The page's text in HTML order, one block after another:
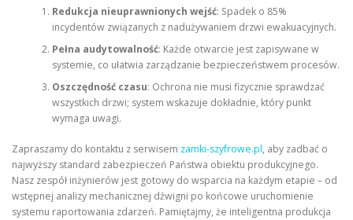
Redukcja nieuprawnionych wejść: Spadek o 85%
incydentów związanych z nadużywaniem drzwi ewakuacyjnych.
Pełna audytowalność: Każde otwarcie jest zapisywane w
systemie, co ułatwia zarządzanie bezpieczeństwem procesów.
Oszczędność czasu: Ochrona nie musi fizycznie sprawdzać
wszystkich drzwi; system wskazuje dokładnie, który punkt
wymaga uwagi.
Zapraszamy do kontaktu z serwisem zamki-szyfrowe.pl, aby zadbać o
najwyższy standard zabezpieczeń Państwa obiektu produkcyjnego.
Nasz zespół inżynierów jest gotowy do wsparcia na każdym etapie – od
wstępnej analizy mechanicznej dźwigni po końcowe uruchomienie
systemu raportowania zdarzeń. Pamiętajmy, że inteligentna produkcja